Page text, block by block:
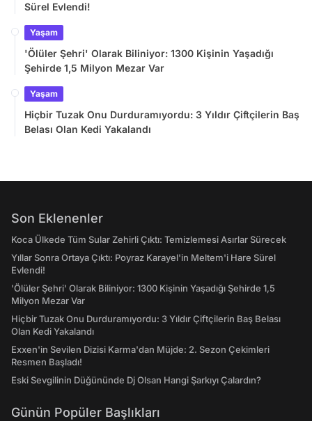
Sürel Evlendi!
Yaşam
'Ölüler Şehri' Olarak Biliniyor: 1300 Kişinin Yaşadığı
Şehirde 1,5 Milyon Mezar Var
Yaşam
Hiçbir Tuzak Onu Durduramıyordu: 3 Yıldır Çiftçilerin Baş
Belası Olan Kedi Yakalandı
Son Eklenenler
Koca Ülkede Tüm Sular Zehirli Çıktı: Temizlemesi Asırlar Sürecek
Yıllar Sonra Ortaya Çıktı: Poyraz Karayel'in Meltem'i Hare Sürel
Evlendi!
'Ölüler Şehri' Olarak Biliniyor: 1300 Kişinin Yaşadığı Şehirde 1,5
Milyon Mezar Var
Hiçbir Tuzak Onu Durduramıyordu: 3 Yıldır Çiftçilerin Baş Belası
Olan Kedi Yakalandı
Exxen'in Sevilen Dizisi Karma'dan Müjde: 2. Sezon Çekimleri
Resmen Başladı!
Eski Sevgilinin Düğününde Dj Olsan Hangi Şarkıyı Çalardın?
Günün Popüler Başlıkları